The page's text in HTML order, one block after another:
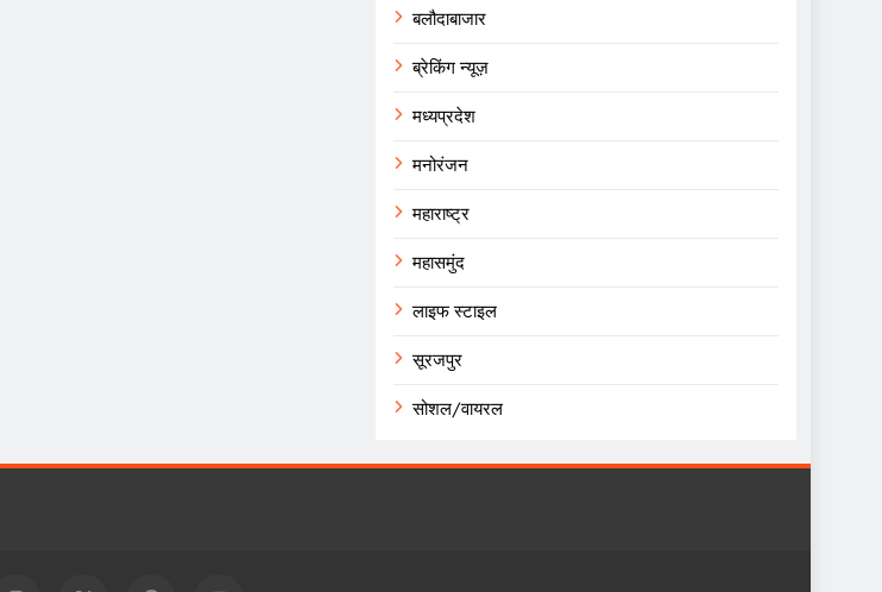
बलौदाबाजार
ब्रेकिंग न्यूज़
मध्यप्रदेश
मनोरंजन
महाराष्ट्र
महासमुंद
लाइफ स्टाइल
सूरजपुर
सोशल/वायरल